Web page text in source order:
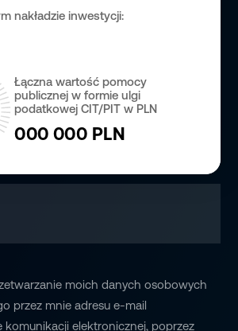
nakładzie inwestycji:
Łączna wartość pomocy
publicznej w formie ulgi
podatkowej CIT/PIT w PLN
000 000 PLN
moich danych osobowych
przez mnie adresu e-mail
komunikacji elektronicznej, poprzez